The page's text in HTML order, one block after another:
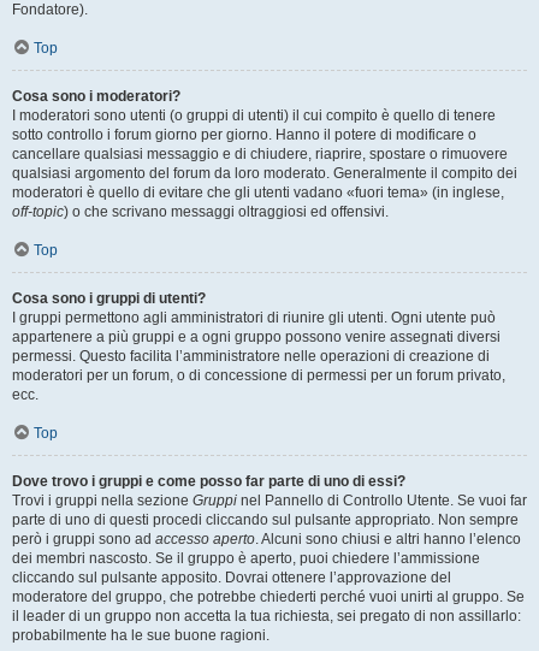
Fondatore).
Top
Cosa sono i moderatori?
I moderatori sono utenti (o gruppi di utenti) il cui compito è quello di tenere
sotto controllo i forum giorno per giorno. Hanno il potere di modificare o
cancellare qualsiasi messaggio e di chiudere, riaprire, spostare o rimuovere
qualsiasi argomento del forum da loro moderato. Generalmente il compito dei
moderatori è quello di evitare che gli utenti vadano «fuori tema» (in inglese,
off-topic) o che scrivano messaggi oltraggiosi ed offensivi.
Top
Cosa sono i gruppi di utenti?
I gruppi permettono agli amministratori di riunire gli utenti. Ogni utente può
appartenere a più gruppi e a ogni gruppo possono venire assegnati diversi
permessi. Questo facilita l’amministratore nelle operazioni di creazione di
moderatori per un forum, o di concessione di permessi per un forum privato,
ecc.
Top
Dove trovo i gruppi e come posso far parte di uno di essi?
Trovi i gruppi nella sezione Gruppi nel Pannello di Controllo Utente. Se vuoi far
parte di uno di questi procedi cliccando sul pulsante appropriato. Non sempre
però i gruppi sono ad accesso aperto. Alcuni sono chiusi e altri hanno l’elenco
dei membri nascosto. Se il gruppo è aperto, puoi chiedere l’ammissione
cliccando sul pulsante apposito. Dovrai ottenere l’approvazione del
moderatore del gruppo, che potrebbe chiederti perché vuoi unirti al gruppo. Se
il leader di un gruppo non accetta la tua richiesta, sei pregato di non assillarlo:
probabilmente ha le sue buone ragioni.